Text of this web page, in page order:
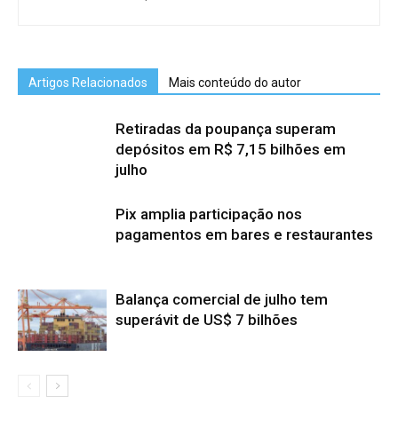
Artigos Relacionados Mais conteúdo do autor
Retiradas da poupança superam
depósitos em R$ 7,15 bilhões em
julho
Pix amplia participação nos
pagamentos em bares e restaurantes
Balança comercial de julho tem
superávit de US$ 7 bilhões